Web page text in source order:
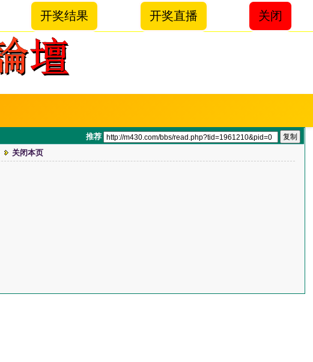
开奖结果 开奖直播 关闭
推荐
关闭本页